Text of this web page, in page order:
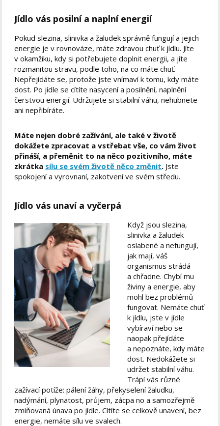
Jídlo vás posilní a naplní energií
Pokud slezina, slinivka a žaludek správně fungují a jejich
energie je v rovnováze, máte zdravou chuť k jídlu. Jíte
v okamžiku, kdy si potřebujete doplnit energii, a jíte
rozmanitou stravu, podle toho, na co máte chuť.
Nepřejídáte se, protože jste vnímaví k tomu, kdy máte
dost. Po jídle se cítíte nasycení a posilnění, naplnění
čerstvou energií. Udržujete si stabilní váhu, nehubnete
ani nepřibíráte.
Máte nejen dobré zažívání, ale také v životě
dokážete zpracovat a vstřebat vše, co vám život
přináší, a přeměnit to na něco pozitivního, máte
zkrátka sílu se svém životě něco změnit. Jste
spokojení a vyrovnaní, zakotvení ve svém středu.
Jídlo vás unaví a vyčerpá
Když jsou slezina,
slinivka a žaludek
oslabené a nefungují,
jak mají, váš
organismus strádá
a chřadne. Chybí mu
živiny a energie, aby
mohl bez problémů
fungovat. Nemáte chuť
k jídlu, jste v jídle
vybíraví nebo se
naopak přejídáte
a nepoznáte, kdy máte
dost. Nedokážete si
udržet stabilní váhu.
Trápí vás různé
zažívací potíže: pálení žáhy, překyselení žaludku,
nadýmání, plynatost, průjem, zácpa no a samozřejmě
zmiňovaná únava po jídle. Cítíte se celkově unavení, bez
energie, nemáte sílu ve svalech.